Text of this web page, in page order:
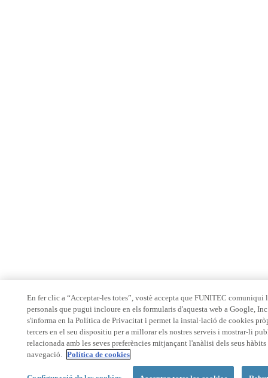
En fer clic a “Acceptar-les totes”, vostè accepta que FUNITEC comuniqui
personals que pugui incloure en els formularis d'aquesta web a Google,
s'informa en la Política de Privacitat i permet la instal·lació de cookies
tercers en el seu dispositiu per a millorar els nostres serveis i mostrar-li
relacionada amb les seves preferències mitjançant l'anàlisi dels seus hàbits
navegació. Política de cookies